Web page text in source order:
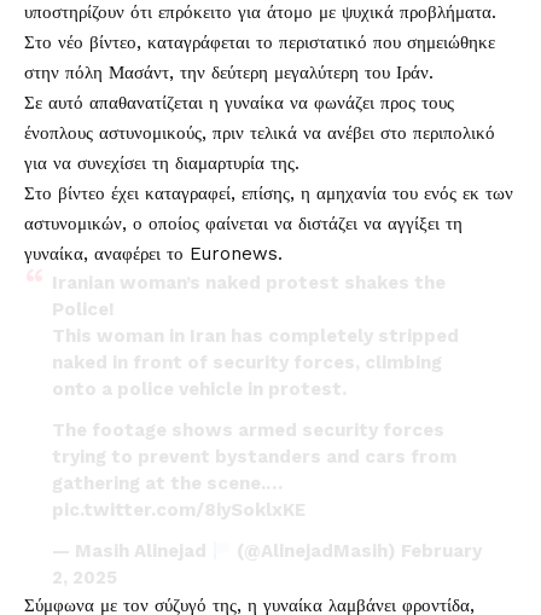
υποστηρίζουν ότι επρόκειτο για άτομο με ψυχικά προβλήματα.
Στο νέο βίντεο, καταγράφεται το περιστατικό που σημειώθηκε
στην πόλη Μασάντ, την δεύτερη μεγαλύτερη του Ιράν.
Σε αυτό απαθανατίζεται η γυναίκα να φωνάζει προς τους
ένοπλους αστυνομικούς, πριν τελικά να ανέβει στο περιπολικό
για να συνεχίσει τη διαμαρτυρία της.
Στο βίντεο έχει καταγραφεί, επίσης, η αμηχανία του ενός εκ των
αστυνομικών, ο οποίος φαίνεται να διστάζει να αγγίξει τη
γυναίκα, αναφέρει το Euronews.
Iranian woman’s naked protest shakes the
Police!
This woman in Iran has completely stripped
naked in front of security forces, climbing
onto a police vehicle in protest.
The footage shows armed security forces
trying to prevent bystanders and cars from
gathering at the scene.…
pic.twitter.com/8iySoklxKE
— Masih Alinejad
(@AlinejadMasih) February
2, 2025
Σύμφωνα με τον σύζυγό της, η γυναίκα λαμβάνει φροντίδα,